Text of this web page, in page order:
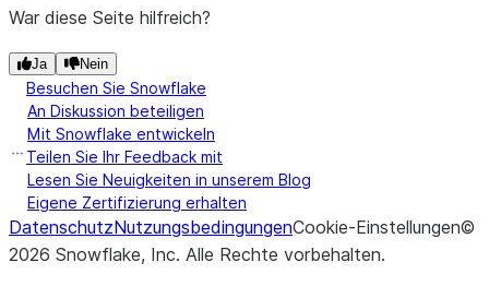
War diese Seite hilfreich?
Ja Nein
Besuchen Sie Snowflake
An Diskussion beteiligen
Mit Snowflake entwickeln
Teilen Sie Ihr Feedback mit
Lesen Sie Neuigkeiten in unserem Blog
Eigene Zertifizierung erhalten
DatenschutzNutzungsbedingungenCookie-Einstellungen©
2026 Snowflake, Inc. Alle Rechte vorbehalten.